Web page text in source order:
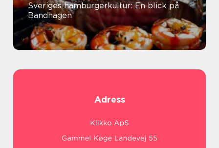
Sveriges hamburgerkultur: En blick på
Bandhagen
Adress